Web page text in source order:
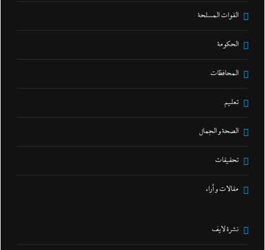
القوات المسلحة
الحكومة
المحافظات
تعليم
الصحة و الجمال
تحقيقات
مقالات و أراء
نشرة لايف